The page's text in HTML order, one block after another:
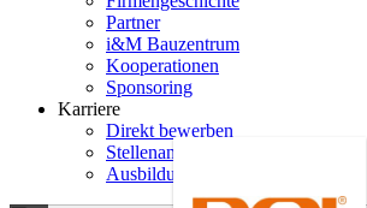
Partner
i&M Bauzentrum
Kooperationen
Sponsoring
Karriere
Direkt bewerben
Stellenangebote
Ausbildung